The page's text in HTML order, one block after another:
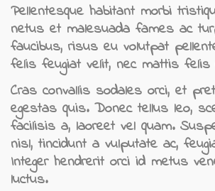
Pellentesque habitant morbi
netus et malesuada fames ac
faucibus, risus eu volutpat
felis feugiat velit, nec mattis
Cras convallis sodales orci, et
egestas quis. Donec tellus leo,
facilisis a, laoreet vel quam.
nisl, tincidunt a vulputate ac,
Integer hendrerit orci id metus
luctus.